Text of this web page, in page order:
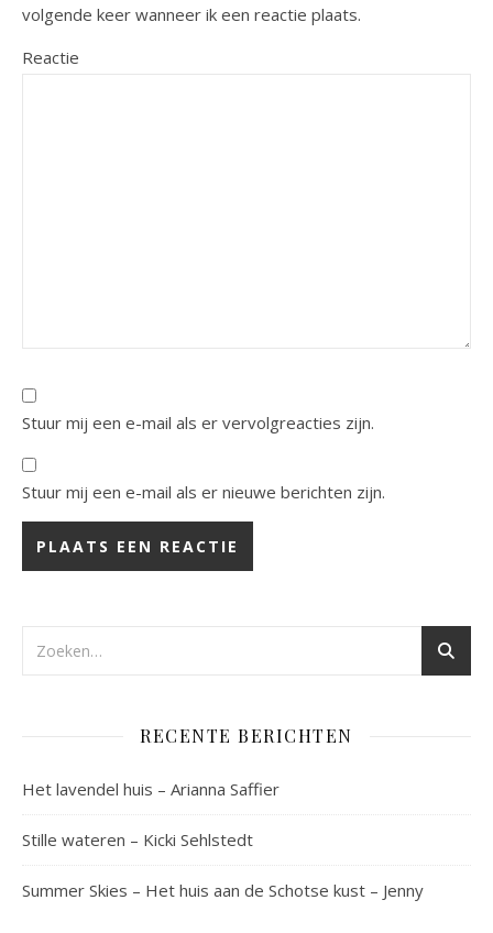
volgende keer wanneer ik een reactie plaats.
Reactie
Stuur mij een e-mail als er vervolgreacties zijn.
Stuur mij een e-mail als er nieuwe berichten zijn.
RECENTE BERICHTEN
Het lavendel huis – Arianna Saffier
Stille wateren – Kicki Sehlstedt
Summer Skies – Het huis aan de Schotse kust – Jenny